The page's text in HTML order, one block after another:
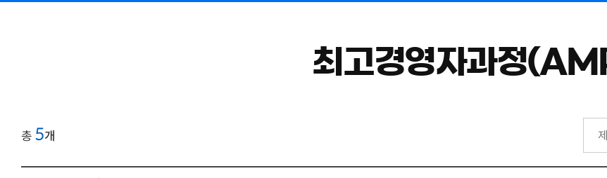
최고경영자과정
총 5개